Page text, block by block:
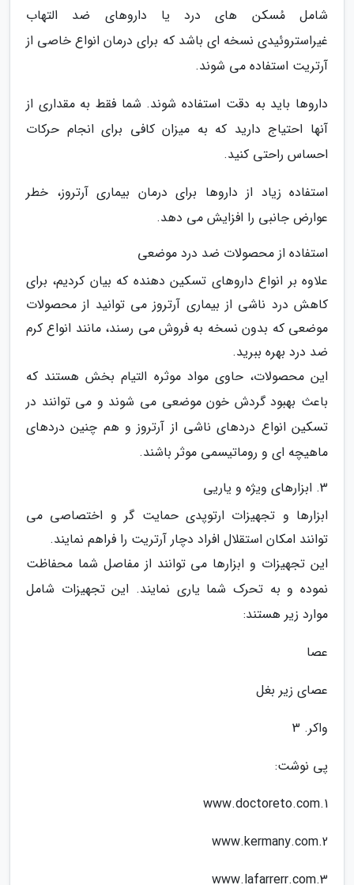
شامل مُسکن های درد یا داروهای ضد التهاب
غیراستروئیدی نسخه ای باشد که برای درمان انواع خاصی از
آرتریت استفاده می شوند.
داروها باید به دقت استفاده شوند. شما فقط به مقداری از
آنها احتیاج دارید که به میزان کافی برای انجام حرکات
احساس راحتی کنید.
استفاده زیاد از داروها برای درمان بیماری آرتروز، خطر
عوارض جانبی را افزایش می دهد.
استفاده از محصولات ضد درد موضعی
علاوه بر انواع داروهای تسکین دهنده که بیان کردیم، برای
کاهش درد ناشی از بیماری آرتروز می توانید از محصولات
موضعی که بدون نسخه به فروش می رسند، مانند انواع کرم
ضد درد بهره ببرید.
این محصولات، حاوی مواد موثره التیام بخش هستند که
باعث بهبود گردش خون موضعی می شوند و می توانند در
تسکین انواع دردهای ناشی از آرتروز و هم چنین دردهای
ماهیچه ای و روماتیسمی موثر باشند.
3. ابزارهای ویژه و یاریی
ابزارها و تجهیزات ارتوپدی حمایت گر و اختصاصی می
توانند امکان استقلال افراد دچار آرتریت را فراهم نمایند.
این تجهیزات و ابزارها می توانند از مفاصل شما محفاظت
نموده و به تحرک شما یاری نمایند. این تجهیزات شامل
موارد زیر هستند:
عصا
عصای زیر بغل
واکر. 3
پی نوشت:
1.www.doctoreto.com
2.www.kermany.com
3.www.lafarrerr.com